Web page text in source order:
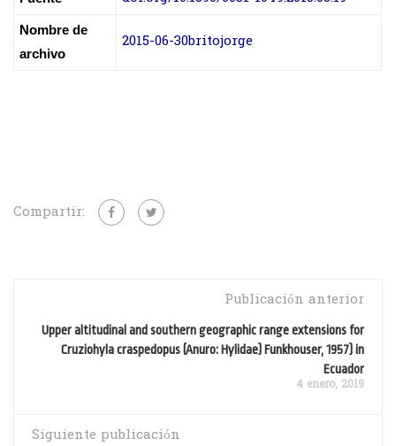
Nombre de
archivo
2015-06-30britojorge
Compartir:
Publicación anterior
Upper altitudinal and southern geographic range extensions for
Cruziohyla craspedopus (Anuro: Hylidae) Funkhouser, 1957) in
Ecuador
4 enero, 2019
Siguiente publicación